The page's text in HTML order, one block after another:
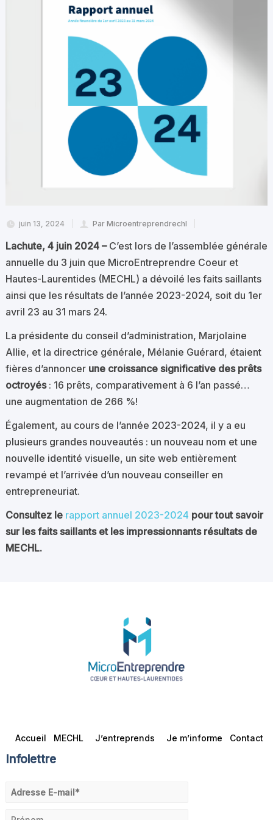
juin 13, 2024 Par Microentreprendrechl
Lachute, 4 juin 2024 –C’est lors de l’assemblée générale
annuelle du 3 juin que MicroEntreprendre Coeur et
Hautes-Laurentides (MECHL) a dévoilé les faits saillants
ainsi que les résultats de l’année 2023-2024, soit du 1er
avril 23 au 31 mars 24.
La présidente du conseil d’administration, Marjolaine
Allie, et la directrice générale, Mélanie Guérard, étaient
fières d’annoncer une croissance significative des prêts
octroyés : 16 prêts, comparativement à 6 l’an passé…
une augmentation de 266 %!
Également, au cours de l’année 2023-2024, il y a eu
plusieurs grandes nouveautés : un nouveau nom et une
nouvelle identité visuelle, un site web entièrement
revampé et l’arrivée d’un nouveau conseiller en
entrepreneuriat.
Consultez le rapport annuel 2023-2024 pour tout savoir
sur les faits saillants et les impressionnants résultats de
MECHL.
Accueil MECHL J’entreprends Je m’informe Contact
Infolettre